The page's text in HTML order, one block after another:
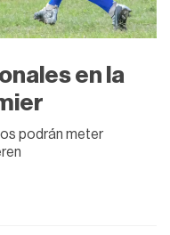
en la
podrán meter